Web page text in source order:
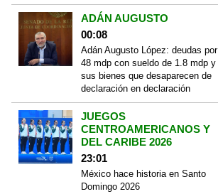
ADÁN AUGUSTO
00:08
Adán Augusto López: deudas por
48 mdp con sueldo de 1.8 mdp y
sus bienes que desaparecen de
declaración en declaración
JUEGOS
CENTROAMERICANOS Y
DEL CARIBE 2026
23:01
México hace historia en Santo
Domingo 2026